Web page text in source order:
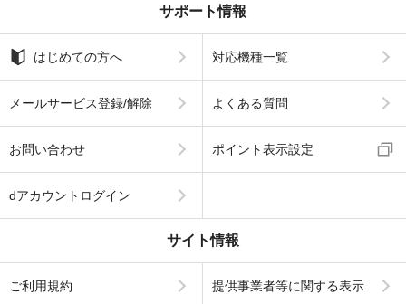
サポート情報
はじめての方へ 対応機種一覧
メールサービス登録/解除 よくある質問
お問い合わせ ポイント表示設定
dアカウントログイン
サイト情報
ご利用規約 提供事業者等に関する表示